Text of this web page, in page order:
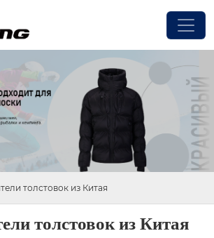
толстовок из Китая
толстовок из Китая